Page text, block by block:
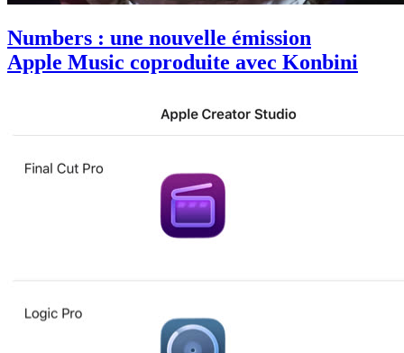
Numbers : une nouvelle émission
Apple Music coproduite avec Konbini